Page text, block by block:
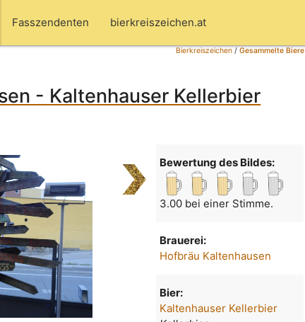
Fasszendenten bierkreiszeichen.at
Bierkreiszeichen/Gesammelte Biere
- Kaltenhauser Kellerbier
Bewertung des Bildes:
3.00 bei einer Stimme.
Brauerei:
Hofbräu Kaltenhausen
Bier:
Kaltenhauser Kellerbier